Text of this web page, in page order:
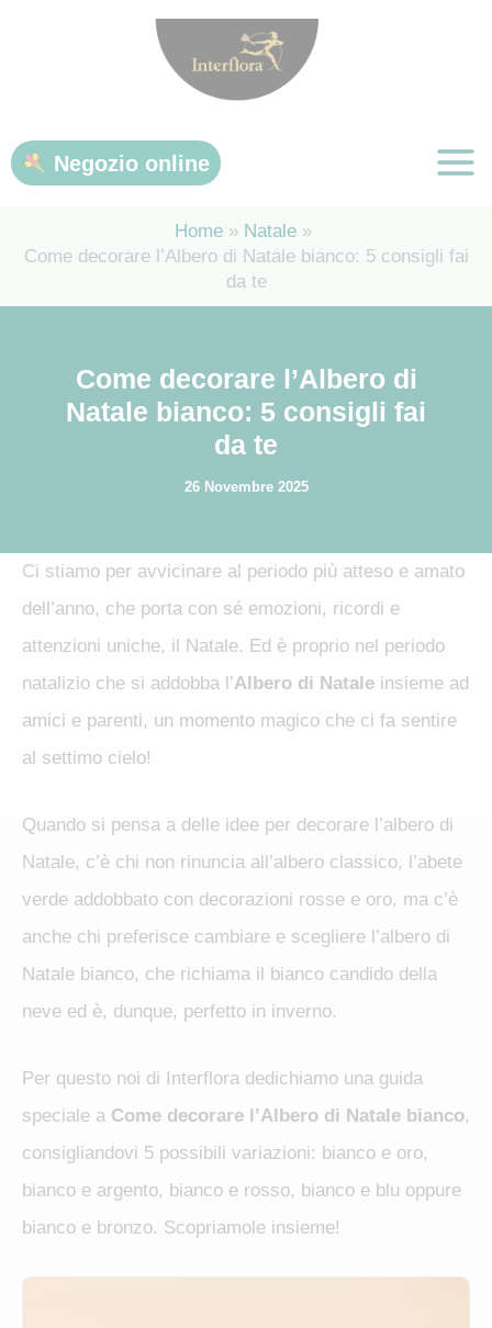
Negozio online
Home
Natale
Come decorare l’Albero di Natale bianco: 5 consigli fai
da te
Come decorare l’Albero di
Natale bianco: 5 consigli fai
da te
26 Novembre 2025
Ci stiamo per avvicinare al periodo più atteso e amato
dell’anno, che porta con sé emozioni, ricordi e
attenzioni uniche, il Natale. Ed è proprio nel periodo
natalizio che si addobba l’Albero di Natale insieme ad
amici e parenti, un momento magico che ci fa sentire
al settimo cielo!
Quando si pensa a delle idee per decorare l’albero di
Natale, c’è chi non rinuncia all’albero classico, l’abete
verde addobbato con decorazioni rosse e oro, ma c’è
anche chi preferisce cambiare e scegliere l’albero di
Natale bianco, che richiama il bianco candido della
neve ed è, dunque, perfetto in inverno.
Per questo noi di Interflora dedichiamo una guida
speciale a Come decorare l’Albero di Natale bianco,
consigliandovi 5 possibili variazioni: bianco e oro,
bianco e argento, bianco e rosso, bianco e blu oppure
bianco e bronzo. Scopriamole insieme!